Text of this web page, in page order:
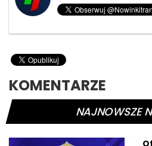
KOMENTARZE
NAJNOWSZE